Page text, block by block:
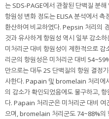
는 SDS-PAGE에서 관찰된 단백질 분
항원성 변화 정도는 ELISA 분석에서
환산하여 비교하였다. Pepsin 처리의
것과 유사하게 항원성 역시 일부 감소
미처리군 대비 항원성이 제한적으로
리군의 항원성은 미처리군 대비
만으로는 대두 2S 단백질의 항원 결정
사한다. Papain 및 bromelain 처리에
의 감소가 확인되었음에도 불구하고,
다. Papain 처리군은 미처리군 대비
으며, bromelain 처리군도 74~88%의